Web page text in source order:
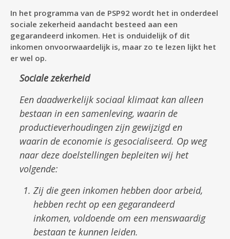
In het programma van de PSP92 wordt het in onderdeel
sociale zekerheid aandacht besteed aan een
gegarandeerd inkomen. Het is onduidelijk of dit
inkomen onvoorwaardelijk is, maar zo te lezen lijkt het
er wel op.
Sociale zekerheid
Een daadwerkelijk sociaal klimaat kan alleen
bestaan in een samenleving, waarin de
productieverhoudingen zijn gewijzigd en
waarin de economie is gesocialiseerd. Op weg
naar deze doel­stellingen bepleiten wij het
volgende:
Zij die geen inkomen hebben door arbeid,
hebben recht op een gegarandeerd
inkomen, voldoende om een menswaardig
bestaan te kunnen leiden.